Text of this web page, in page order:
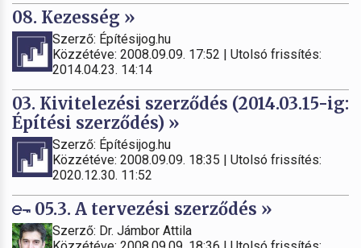
08. Kezesség »
Szerző: Építésijog.hu
Közzétéve: 2008.09.09. 17:52 | Utolsó frissítés:
2014.04.23. 14:14
03. Kivitelezési szerződés (2014.03.15-ig:
Építési szerződés) »
Szerző: Építésijog.hu
Közzétéve: 2008.09.09. 18:35 | Utolsó frissítés:
2020.12.30. 11:52
05.3. A tervezési szerződés »
Szerző: Dr. Jámbor Attila